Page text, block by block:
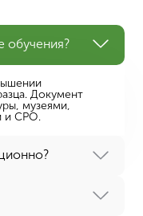
обучения?
Документ
музеями,
и СРО.